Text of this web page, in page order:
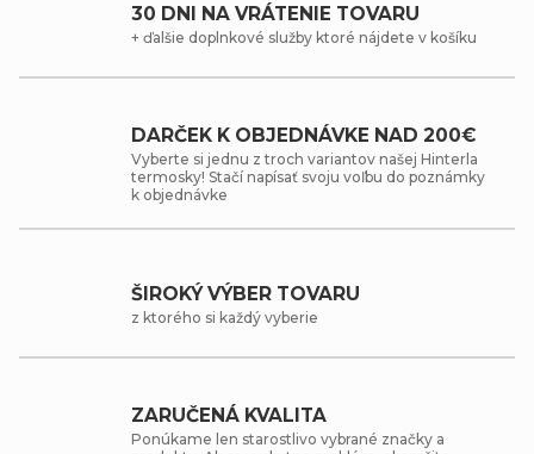
30 DNI NA VRÁTENIE TOVARU
+ ďalšie doplnkové služby ktoré nájdete v košíku
DARČEK K OBJEDNÁVKE NAD 200€
Vyberte si jednu z troch variantov našej Hinterla
termosky! Stačí napísať svoju voľbu do poznámky
k objednávke
ŠIROKÝ VÝBER TOVARU
z ktorého si každý vyberie
ZARUČENÁ KVALITA
Ponúkame len starostlivo vybrané značky a